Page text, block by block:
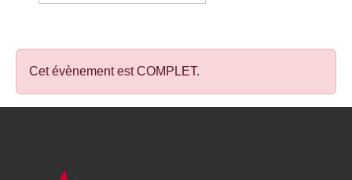
Cet évènement estCOMPLET.